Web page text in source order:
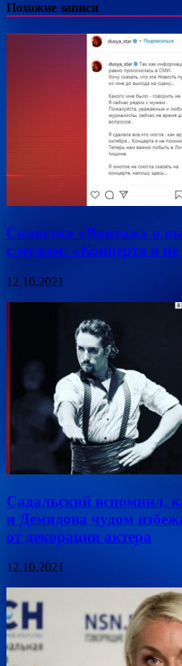
Похожие записи
Солистка «Винтаж» о
с мужем: «Концерта я
12.10.2021
Садальский вспомнил,
и Демидова чудом
от декорации актера
12.10.2021